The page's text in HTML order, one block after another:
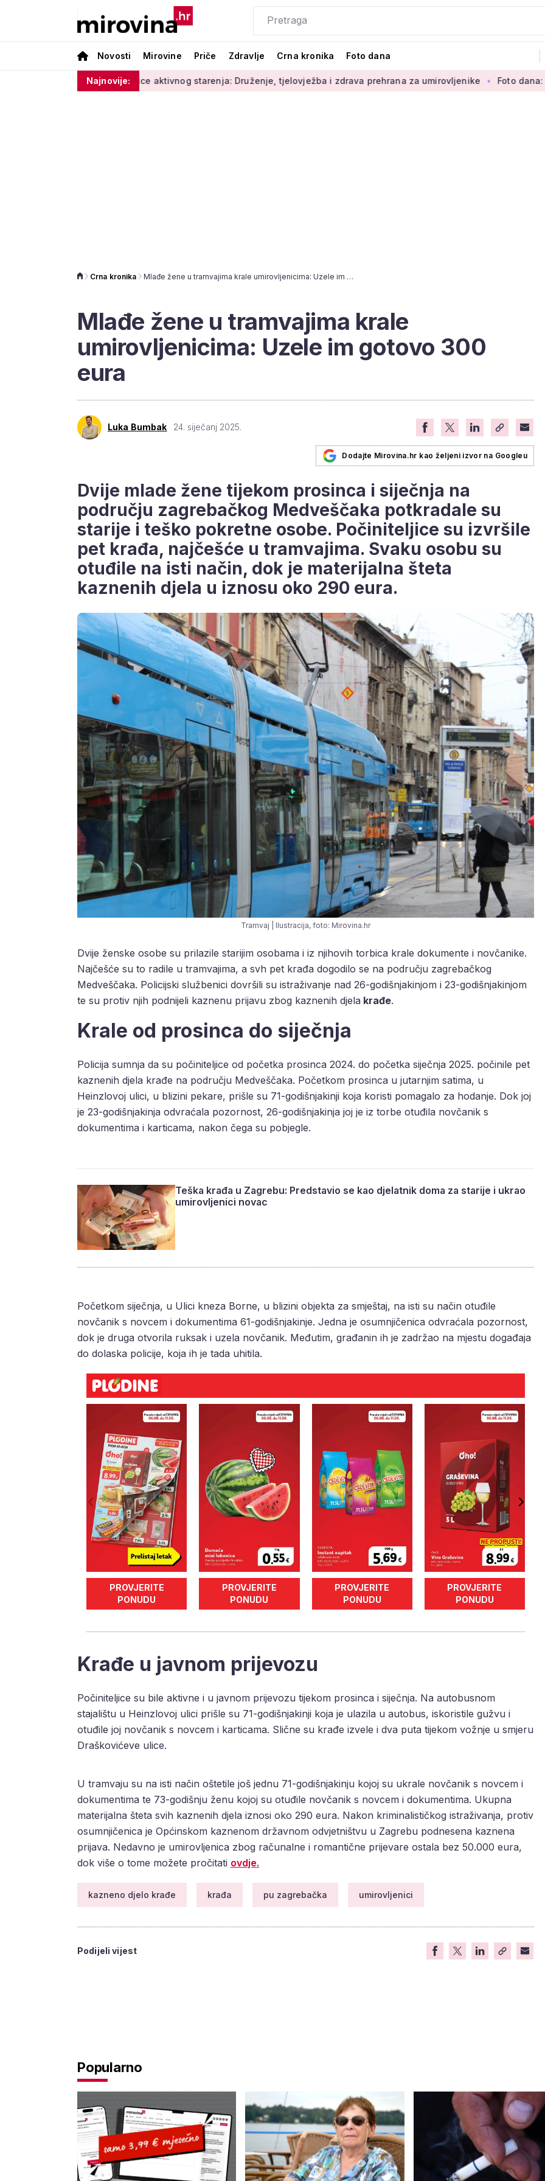
Novosti Mirovine Priče Zdravlje Crna kronika Foto dana
Najnovije:
Radionice aktivnog starenja: Druženje, tjelovježba i zdrava prehrana za umirovljenike Foto dana: 'Najljepši dio
Crna kronika Mlađe žene u tramvajima krale umirovljenicima: Uzele im gotovo 300 eura
Mlađe žene u tramvajima krale
umirovljenicima: Uzele im gotovo 300
eura
Luka Bumbak 24. siječanj 2025.
Dodajte Mirovina.hr kao željeni izvor na Googleu
Dvije mlade žene tijekom prosinca i siječnja na
području zagrebačkog Medveščaka potkradale su
starije i teško pokretne osobe. Počiniteljice su izvršile
pet krađa, najčešće u tramvajima. Svaku osobu su
otuđile na isti način, dok je materijalna šteta
kaznenih djela u iznosu oko 290 eura.
Tramvaj | Ilustracija, foto: Mirovina.hr
Dvije ženske osobe su prilazile starijim osobama i iz njihovih torbica krale dokumente i novčanike.
Najčešće su to radile u tramvajima, a svh pet krađa dogodilo se na području zagrebačkog
Medveščaka. Policijski službenici dovršili su istraživanje nad 26-godišnjakinjom i 23-godišnjakinjom
te su protiv njih podnijeli kaznenu prijavu zbog kaznenih djela krađe.
Krale od prosinca do siječnja
Policija sumnja da su počiniteljice od početka prosinca 2024. do početka siječnja 2025. počinile pet
kaznenih djela krađe na području Medveščaka. Početkom prosinca u jutarnjim satima, u
Heinzlovoj ulici, u blizini pekare, prišle su 71-godišnjakinji koja koristi pomagalo za hodanje. Dok joj
je 23-godišnjakinja odvraćala pozornost, 26-godišnjakinja joj je iz torbe otuđila novčanik s
dokumentima i karticama, nakon čega su pobjegle.
Teška krađa u Zagrebu: Predstavio se kao djelatnik doma za starije i ukrao
umirovljenici novac
Početkom siječnja, u Ulici kneza Borne, u blizini objekta za smještaj, na isti su način otuđile
novčanik s novcem i dokumentima 61-godišnjakinje. Jedna je osumnjičenica odvraćala pozornost,
dok je druga otvorila ruksak i uzela novčanik. Međutim, građanin ih je zadržao na mjestu događaja
do dolaska policije, koja ih je tada uhitila.
PROVJERITE
PONUDU
PROVJERITE
PONUDU
PROVJERITE
PONUDU
PROVJERITE
PONUDU
Krađe u javnom prijevozu
Počiniteljice su bile aktivne i u javnom prijevozu tijekom prosinca i siječnja. Na autobusnom
stajalištu u Heinzlovoj ulici prišle su 71-godišnjakinji koja je ulazila u autobus, iskoristile gužvu i
otuđile joj novčanik s novcem i karticama. Slične su krađe izvele i dva puta tijekom vožnje u smjeru
Draškovićeve ulice.
U tramvaju su na isti način oštetile još jednu 71-godišnjakinju kojoj su ukrale novčanik s novcem i
dokumentima te 73-godišnju ženu kojoj su otuđile novčanik s novcem i dokumentima. Ukupna
materijalna šteta svih kaznenih djela iznosi oko 290 eura. Nakon kriminalističkog istraživanja, protiv
osumnjičenica je Općinskom kaznenom državnom odvjetništvu u Zagrebu podnesena kaznena
prijava. Nedavno je umirovljenica zbog računalne i romantične prijevare ostala bez 50.000 eura,
dok više o tome možete pročitati ovdje.
kazneno djelo krađe krađa pu zagrebačka umirovljenici
Podijeli vijest
Popularno